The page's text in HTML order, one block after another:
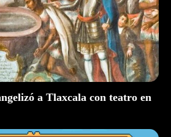
a Tlaxcala con teatro en